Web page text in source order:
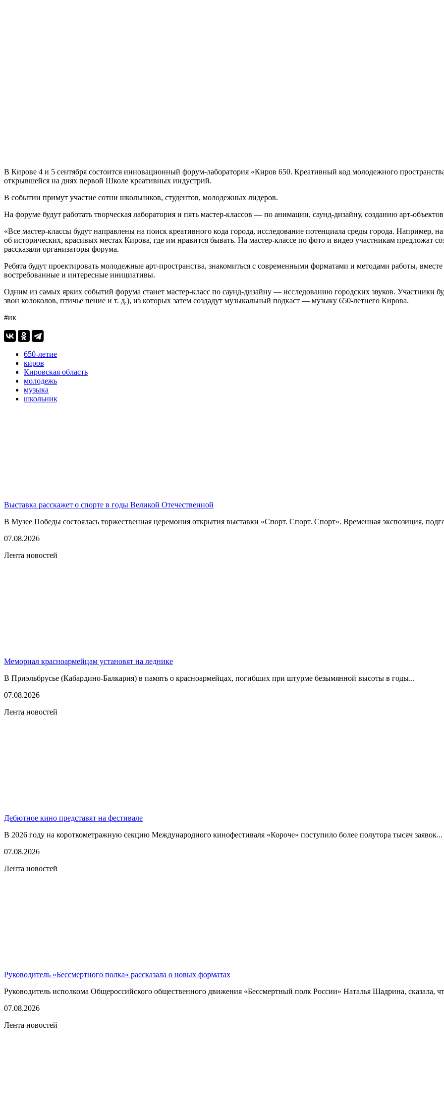
В Кирове 4 и 5 сентября состоится инновационный форум-лаборатория «Киров 650. Креативный код молодежного
открывшейся на днях первой Школе креативных индустрий.
В событии примут участие сотни школьников, студентов, молодежных лидеров.
На форуме будут работать творческая лаборатория и пять мастер-классов — по анимации, саунд-дизайну, созданию арт-
«Все мастер-классы будут направлены на поиск креативного кода города, исследование потенциала среды города. Например,
об исторических, красивых местах Кирова, где им нравится бывать. На мастер-классе по фото и видео участникам
рассказали организаторы форума.
Ребята будут проектировать молодежные арт-пространства, знакомиться с современными форматами и методами работы,
востребованные и интересные инициативы.
Одним из самых ярких событий форума станет мастер-класс по саунд-дизайну — исследованию городских звуков. Участники
звон колоколов, птичье пение и т. д.), из которых затем создадут музыкальный подкаст — музыку 650-летнего Кирова.
#ик
650-летие
киров
Кировская область
молодежь
музыка
школьник
Выставка расскажет о спорте в годы Великой Отечественной
В Музее Победы состоялась торжественная церемония открытия выставки «Спорт. Спорт. Спорт». Временная экспозиция,
07.08.2026
Лента новостей
Мемориал красноармейцам установят на леднике
В Приэльбрусье (Кабардино-Балкария) в память о красноармейцах, погибших при штурме безымянной высоты в годы...
07.08.2026
Лента новостей
Дебютное кино представят на фестивале
В 2026 году на короткометражную секцию Международного кинофестиваля «Короче» поступило более полутора тысяч заявок...
07.08.2026
Лента новостей
Руководитель «Бессмертного полка» рассказала о новых форматах
Руководитель исполкома Общероссийского общественного движения «Бессмертный полк России» Наталья Шадрина, сказала,
07.08.2026
Лента новостей